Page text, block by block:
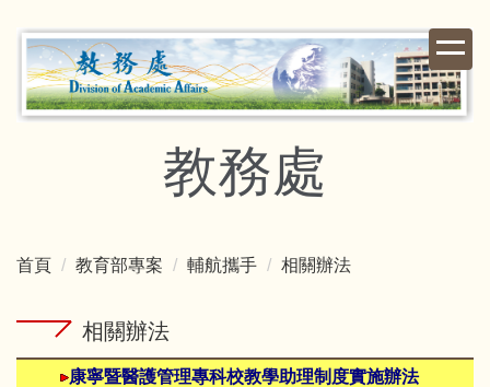
到
要
內
教務處
首頁 教育部專案 輔航攜手 相關辦法
相關辦法
康寧暨醫護管理專科校教學助理制度實施辦法